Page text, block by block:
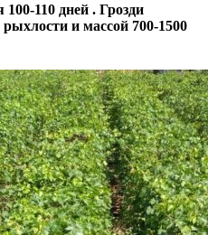
110 дней . Грозди
и массой 700-1500